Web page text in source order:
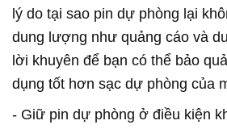
lý do tại sao pin dự phòng lại
dung lượng như quảng cáo và
lời khuyên để bạn có thể bảo
dụng tốt hơn sạc dự phòng của
- Giữ pin dự phòng ở điều kiện